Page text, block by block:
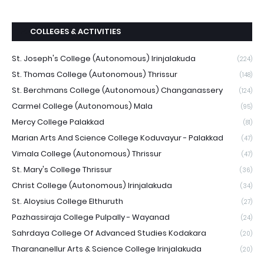
COLLEGES & ACTIVITIES
St. Joseph's College (Autonomous) Irinjalakuda (224)
St. Thomas College (Autonomous) Thrissur (148)
St. Berchmans College (Autonomous) Changanassery (124)
Carmel College (Autonomous) Mala (95)
Mercy College Palakkad (81)
Marian Arts And Science College Koduvayur - Palakkad (47)
Vimala College (Autonomous) Thrissur (47)
St. Mary's College Thrissur (36)
Christ College (Autonomous) Irinjalakuda (34)
St. Aloysius College Elthuruth (27)
Pazhassiraja College Pulpally - Wayanad (24)
Sahrdaya College Of Advanced Studies Kodakara (20)
Tharananellur Arts & Science College Irinjalakuda (20)